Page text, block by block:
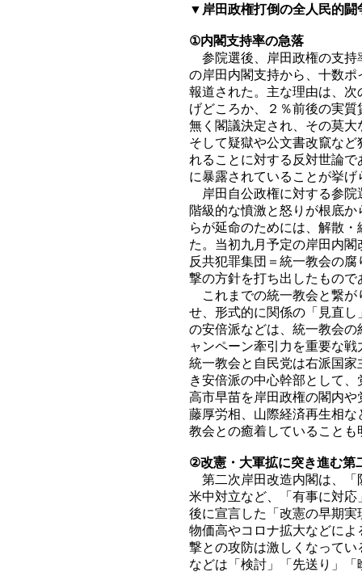
▼岸田政権打倒の全人民的闘
①内閣支持率の急落
参院選後、岸田政権の支持
の岸田内閣支持から、十数
報道された。主な理由は、
げどころか、２％前後の実
無く閣議決定され、その莫
そして疑獄や公文書改竄な
れることに対する反対世論
に暴露されていることが挙げ
岸田自公政権に対する参院
階級的な憤激と怒りが根底
らが延命のためには、解散
た。当初九月予定の岸田内
反共犯罪集団＝統一教会の
撃の方針を打ち出したもので
これまでの統一教会と繋が
せ、形式的に関係の「見直
の安倍派などは、統一教会
ャンペーン牽引力を重要な
統一教会と自民党は右派国
き安倍派の中心幹部として
高市早苗を岸田政権の閣内
藤厚労相、山際経済再生相
教会との癒着していることも
②改憲・大軍拡に突き進む第
第二次岸田改造内閣は、「
米中対立など、「有事に対
後に宣言した「改憲の早期
物価高やコロナ拡大などに
撃との攻防は激しくなって
などは「検討」「先送り」